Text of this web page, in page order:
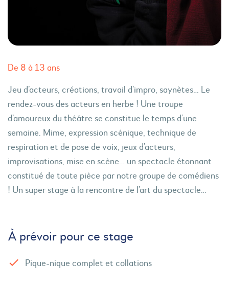
De 8 à 13 ans
Jeu d’acteurs, créations, travail d’impro, saynètes… Le
rendez-vous des acteurs en herbe ! Une troupe
d’amoureux du théâtre se constitue le temps d’une
semaine. Mime, expression scénique, technique de
respiration et de pose de voix, jeux d’acteurs,
improvisations, mise en scène… un spectacle étonnant
constitué de toute pièce par notre groupe de comédiens
! Un super stage à la rencontre de l’art du spectacle…
À prévoir pour ce stage
Pique-nique complet et collations